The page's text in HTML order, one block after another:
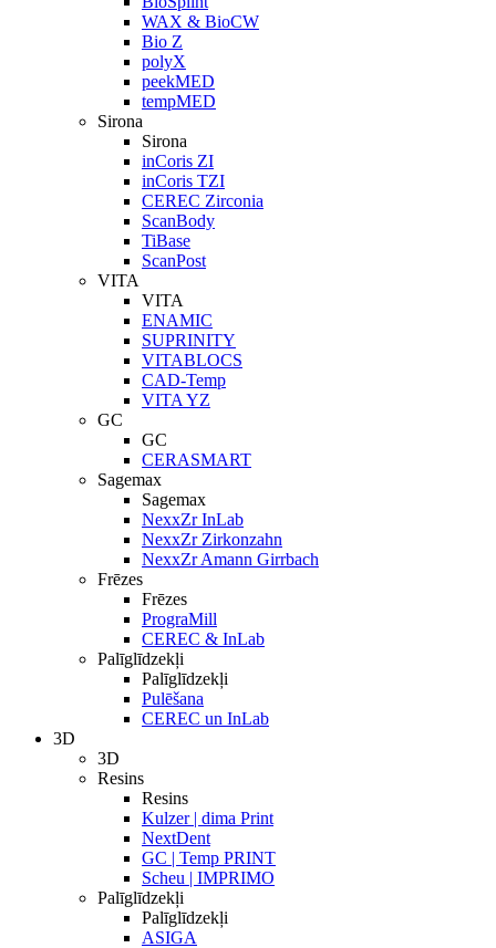
WAX & BioCW
Bio Z
polyX
peekMED
tempMED
Sirona
Sirona
inCoris ZI
inCoris TZI
CEREC Zirconia
ScanBody
TiBase
ScanPost
VITA
VITA
ENAMIC
SUPRINITY
VITABLOCS
CAD-Temp
VITA YZ
GC
GC
CERASMART
Sagemax
Sagemax
NexxZr InLab
NexxZr Zirkonzahn
NexxZr Amann Girrbach
Frēzes
Frēzes
PrograMill
CEREC & InLab
Palīglīdzekļi
Palīglīdzekļi
Pulēšana
CEREC un InLab
3D
3D
Resins
Resins
Kulzer | dima Print
NextDent
GC | Temp PRINT
Scheu | IMPRIMO
Palīglīdzekļi
Palīglīdzekļi
ASIGA